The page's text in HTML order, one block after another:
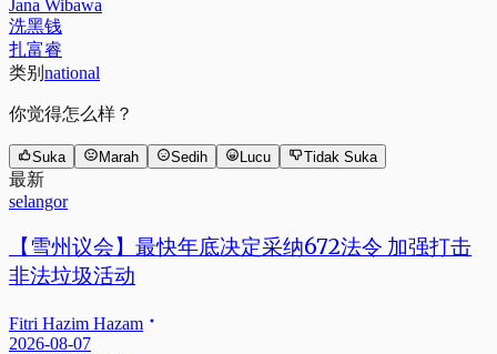
Jana Wibawa
洗黑钱
扎富睿
类别 national
你觉得怎么样？
Suka Marah Sedih Lucu Tidak Suka
最新
selangor
【雪州议会】最快年底决定采纳672法令 加强打击
非法垃圾活动
Fitri Hazim Hazam
2026-08-07